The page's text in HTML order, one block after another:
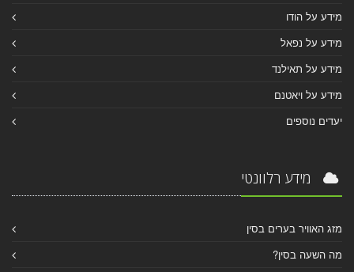
מידע על הודו
מידע על נפאל
מידע על תאילנד
מידע על ויאטנם
יעדים נוספים
מידע רלוונטי
מזג האוויר בערים בסין
מה השעה בסין?